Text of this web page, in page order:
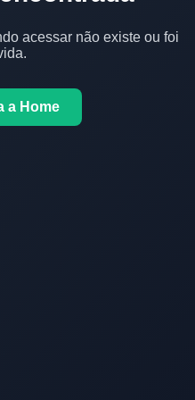
acessar não existe ou foi
a Home